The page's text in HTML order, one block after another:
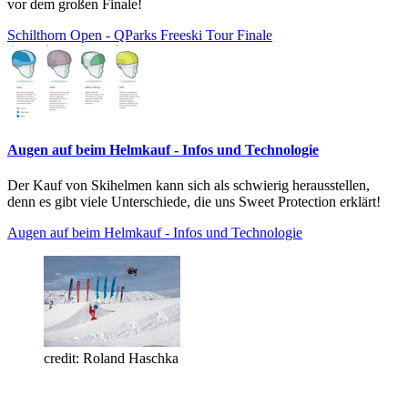
vor dem großen Finale!
Schilthorn Open - QParks Freeski Tour Finale
Augen auf beim Helmkauf - Infos und Technologie
Der Kauf von Skihelmen kann sich als schwierig herausstellen,
denn es gibt viele Unterschiede, die uns Sweet Protection erklärt!
Augen auf beim Helmkauf - Infos und Technologie
credit: Roland Haschka